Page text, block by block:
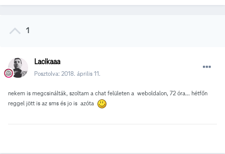
1
Lacikaaa
Posztolva: 2018. április 11.
nekem is megcsinálták, szoltam a chat felületen a weboldalon, 72 óra... hétfőn
reggel jött is az sms és jo is azóta